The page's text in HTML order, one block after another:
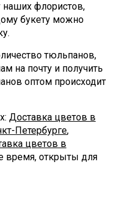
наших флористов,
букету можно
тюльпанов,
на почту и получить
оптом происходит
Доставка цветов в
Петербурге,
цветов в
время, открыты для